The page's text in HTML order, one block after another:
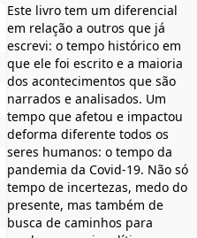
Este livro tem um diferencial
em relação a outros que já
escrevi: o tempo histórico em
que ele foi escrito e a maioria
dos acontecimentos que são
narrados e analisados. Um
tempo que afetou e impactou
deforma diferente todos os
seres humanos: o tempo da
pandemia da Covid-19. Não só
tempo de incertezas, medo do
presente, mas também de
busca de caminhos para